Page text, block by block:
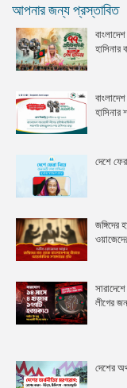
আপনার জন্য প্রস্তাবিত
হাসিনার
হাসিনার
দেশে
জঙ্গিদের
লীগের
দেশের